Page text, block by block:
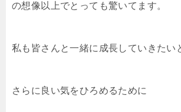
の想像以上でとっても驚いてます。
私も皆さんと一緒に成長していきたい
さらに良い気をひろめるために